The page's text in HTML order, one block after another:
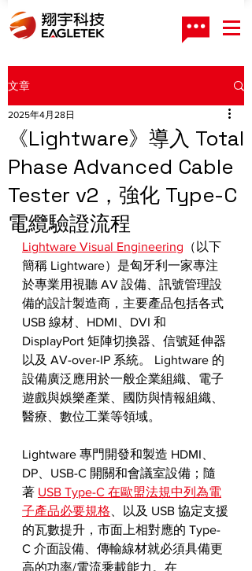
文章
《Lightware》導入 Total
Phase Advanced Cable
Tester v2，強化 Type-C
電纜驗證流程
2025年4月28日
​Lightware Visual Engineering （以下
簡稱 Lightware）是匈牙利一家專注
於專業用視聽 AV 設備、訊號管理設
備的設計製造商，主要產品包括各式
USB 線材、HDMI、DVI 和
DisplayPort 矩陣切換器、信號延伸器
以及 AV-over-IP 系統。 ​Lightware 的
設備廣泛應用於一般企業組織、電子
遊戲與娛樂產業、國防與情報組織、
醫療、數位工業等領域。
Lightware 專門開發和製造 HDMI、
DP、USB-C 開關和會議室設備；隨
著 USB Type-C 在歐盟法規中列為電
子產品必要規格 、以及 USB 協定支援
的瓦數提升，市面上相對應的 Type-
C 介面設備、傳輸線材就必須具備更
高的功率/電流乘載能力。在